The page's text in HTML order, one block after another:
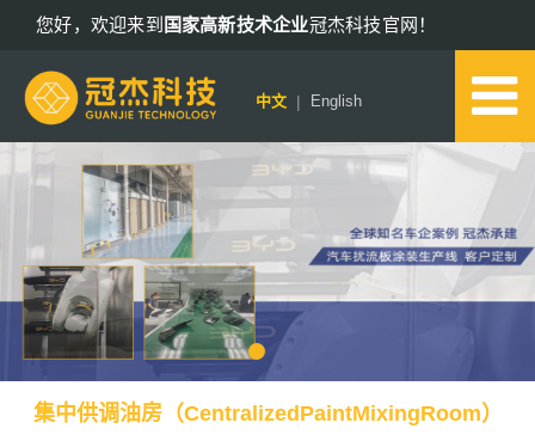
您好，欢迎来到 国家高新技术企业冠杰科技官网！
13802578652
中文 | English
集中供调油房（CentralizedPaintMixingRoom）